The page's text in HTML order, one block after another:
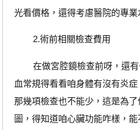
光看價格，還得考慮醫院的專業
2.術前相關檢查費用
在做宮腔鏡檢查前呀，還有
血常規得看看咱身體有沒有炎
那幾項檢查也不能少，這是為
圖，得知道咱心臟功能咋樣，